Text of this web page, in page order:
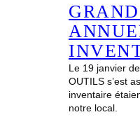
Le 19 janvier
OUTILS s’est
inventaire
notre local.